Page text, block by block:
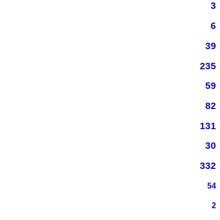
3
6
39
235
59
82
131
30
332
54
2